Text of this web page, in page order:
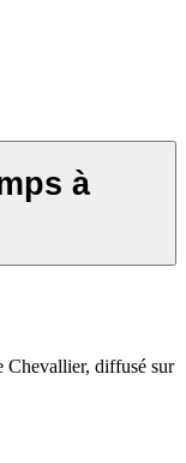
à
Chevallier, diffusé sur